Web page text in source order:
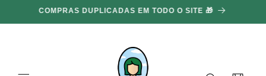
ir para o
conteúdo
COMPRAS DUPLICADAS EM TODO O SITE 🎁